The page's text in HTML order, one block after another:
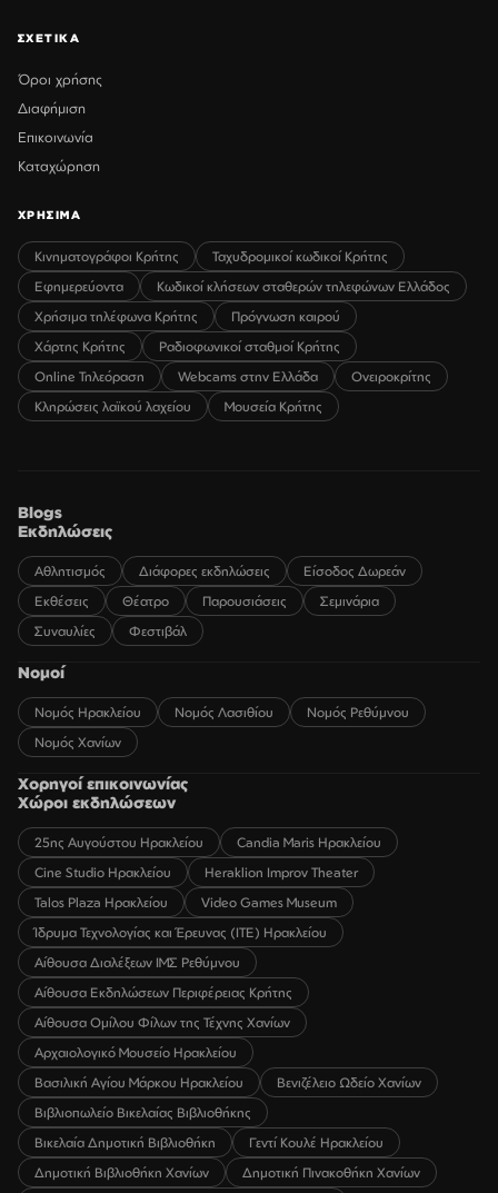
ΣΧΕΤΙΚΑ
Όροι χρήσης
Διαφήμιση
Επικοινωνία
Καταχώρηση
ΧΡΗΣΙΜΑ
Κινηματογράφοι Κρήτης
Ταχυδρομικοί κωδικοί Κρήτης
Εφημερεύοντα
Κωδικοί κλήσεων σταθερών τηλεφώνων Ελλάδος
Χρήσιμα τηλέφωνα Κρήτης
Πρόγνωση καιρού
Χάρτης Κρήτης
Ραδιοφωνικοί σταθμοί Κρήτης
Online Τηλεόραση
Webcams στην Ελλάδα
Ονειροκρίτης
Κληρώσεις λαϊκού λαχείου
Μουσεία Κρήτης
Blogs
Εκδηλώσεις
Αθλητισμός Διάφορες εκδηλώσεις
Είσοδος Δωρεάν
Εκθέσεις
Θέατρο Παρουσιάσεις
Σεμινάρια
Συναυλίες
Φεστιβάλ
Νομοί
Νομός Ηρακλείου Νομός Λασιθίου
Νομός Ρεθύμνου
Νομός Χανίων
Χορηγοί επικοινωνίας
Χώροι εκδηλώσεων
25ης Αυγούστου Ηρακλείου
Candia Maris Ηρακλείου
Cine Studio Ηρακλείου
Heraklion Improv Theater
Talos Plaza Ηρακλείου
Video Games Museum
Ίδρυμα Τεχνολογίας και Έρευνας (ΙΤΕ) Ηρακλείου
Αίθουσα Διαλέξεων ΙΜΣ Ρεθύμνου
Αίθουσα Εκδηλώσεων Περιφέρειας Κρήτης
Αίθουσα Ομίλου Φίλων της Τέχνης Χανίων
Αρχαιολογικό Μουσείο Ηρακλείου
Βασιλική Αγίου Μάρκου Ηρακλείου
Βενιζέλειο Ωδείο Χανίων
Βιβλιοπωλείο Βικελαίας Βιβλιοθήκης
Βικελαία Δημοτική Βιβλιοθήκη
Γεντί Κουλέ Ηρακλείου
Δημοτική Βιβλιοθήκη Χανίων
Δημοτική Πινακοθήκη Χανίων